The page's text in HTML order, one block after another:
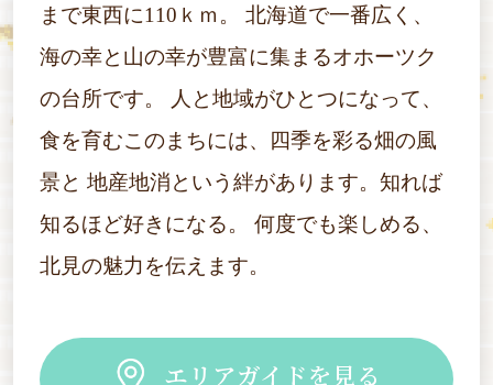
まで東西に110ｋｍ。 北海道で一番広く、
海の幸と山の幸が豊富に集まるオホーツク
の台所です。
人と地域がひとつになって、
食を育むこのまちには、四季を彩る畑の風
景と 地産地消という絆があります。知れば
知るほど好きになる。 何度でも楽しめる、
北見の魅力を伝えます。
エリアガイドを見る